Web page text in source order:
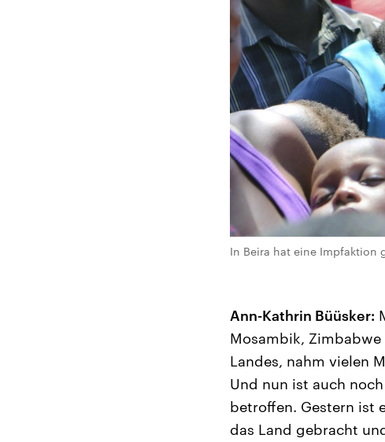
In Beira hat eine Impfaktion
Ann-Kathrin Büüsker:
Mosambik,
Landes, nahm vielen
Und nun ist auch
betroffen. Gestern ist
das Land gebracht